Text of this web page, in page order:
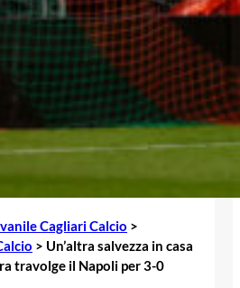
Cagliari Calcio >
> Un’altra salvezza in casa
travolge il Napoli per 3-0